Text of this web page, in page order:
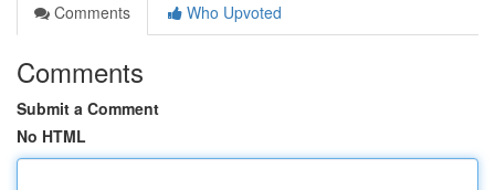
Comments
Who Upvoted
Comments
Submit a Comment
No HTML